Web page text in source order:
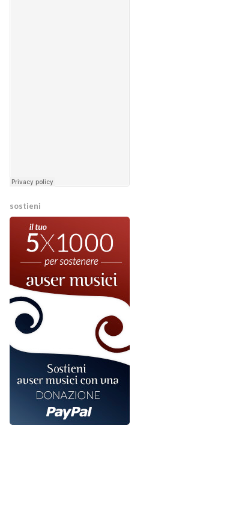
sostieni